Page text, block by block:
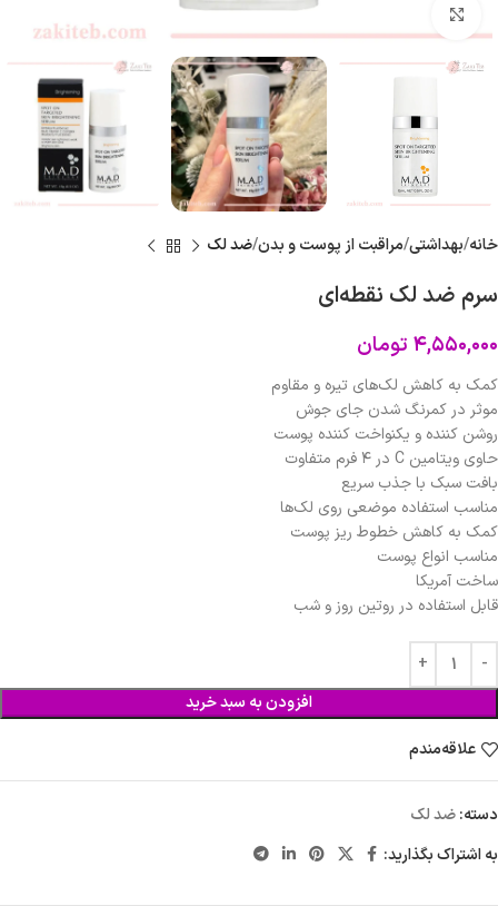
برای بزرگنمایی کلیک کنید
خانه بهداشتی مراقبت از پوست و بدن ضد لک
سرم ضد لک نقطه‌ای
۴,۵۵۰,۰۰۰ تومان
کمک به کاهش لک‌های تیره و مقاوم
موثر در کمرنگ شدن جای جوش
روشن کننده و یکنواخت کننده پوست
حاوی ویتامین C در ۴ فرم متفاوت
بافت سبک با جذب سریع
مناسب استفاده موضعی روی لک‌ها
کمک به کاهش خطوط ریز پوست
مناسب انواع پوست
ساخت آمریکا
قابل استفاده در روتین روز و شب
افزودن به سبد خرید
علاقه‌مندم
دسته:ضد لک
به اشتراک بگذارید: